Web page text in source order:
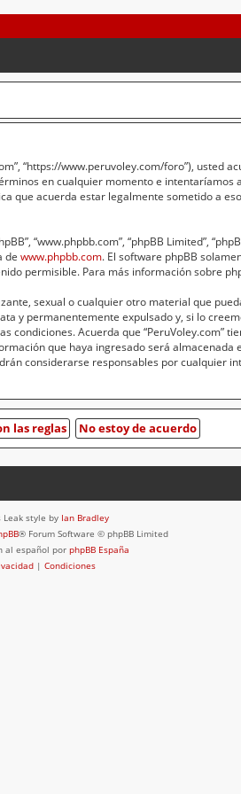
“https://www.peruvoley.com/foro”),
en cualquier momento e
que acuerda estar legalmente sometido a
“www.phpbb.com”, “phpBB Limited”,
de www.phpbb.com. El software phpBB
permisible. Para más información sobre
sexual o cualquier otro material que
y permanentemente expulsado y, si lo
Acuerda que “PeruVoley.com”
que haya ingresado será almacenada
considerarse responsables por cualquier
Leak style by Ian Bradley
® Forum Software © phpBB Limited
al español por phpBB España
| Condiciones